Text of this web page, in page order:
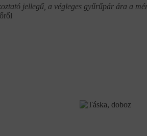
jellegű, a végleges gyűrűpár ára a